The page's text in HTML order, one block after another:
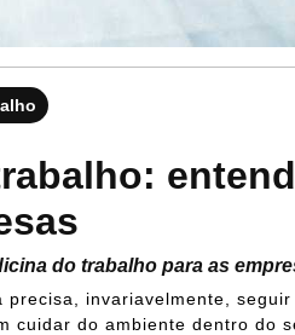
do trabalho para as
precisa, invariavelmente,
cuidar do ambiente dentro do